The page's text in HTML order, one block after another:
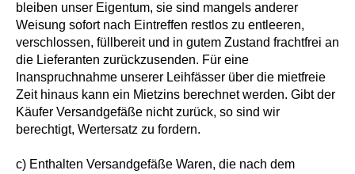
bleiben unser Eigentum, sie sind mangels anderer
Weisung sofort nach Eintreffen restlos zu entleeren,
verschlossen, füllbereit und in gutem Zustand frachtfrei an
die Lieferanten zurückzusenden. Für eine
Inanspruchnahme unserer Leihfässer über die mietfreie
Zeit hinaus kann ein Mietzins berechnet werden. Gibt der
Käufer Versandgefäße nicht zurück, so sind wir
berechtigt, Wertersatz zu fordern.
c) Enthalten Versandgefäße Waren, die nach dem